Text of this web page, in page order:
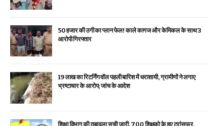
₹50 हजार की ठगी का प्लान फेल! काले कागज और केमिकल के साथ 3
आरोपी गिरफ्तार
19 लाख का रिटर्निंग वॉल पहली बारिश में धराशायी, ग्रामीणों ने लगाए
भ्रष्टाचार के आरोप; जांच के आदेश
शिक्षा विभाग की तबादला सूची जारी, 700 शिक्षको के हुए ट्रांसफर,